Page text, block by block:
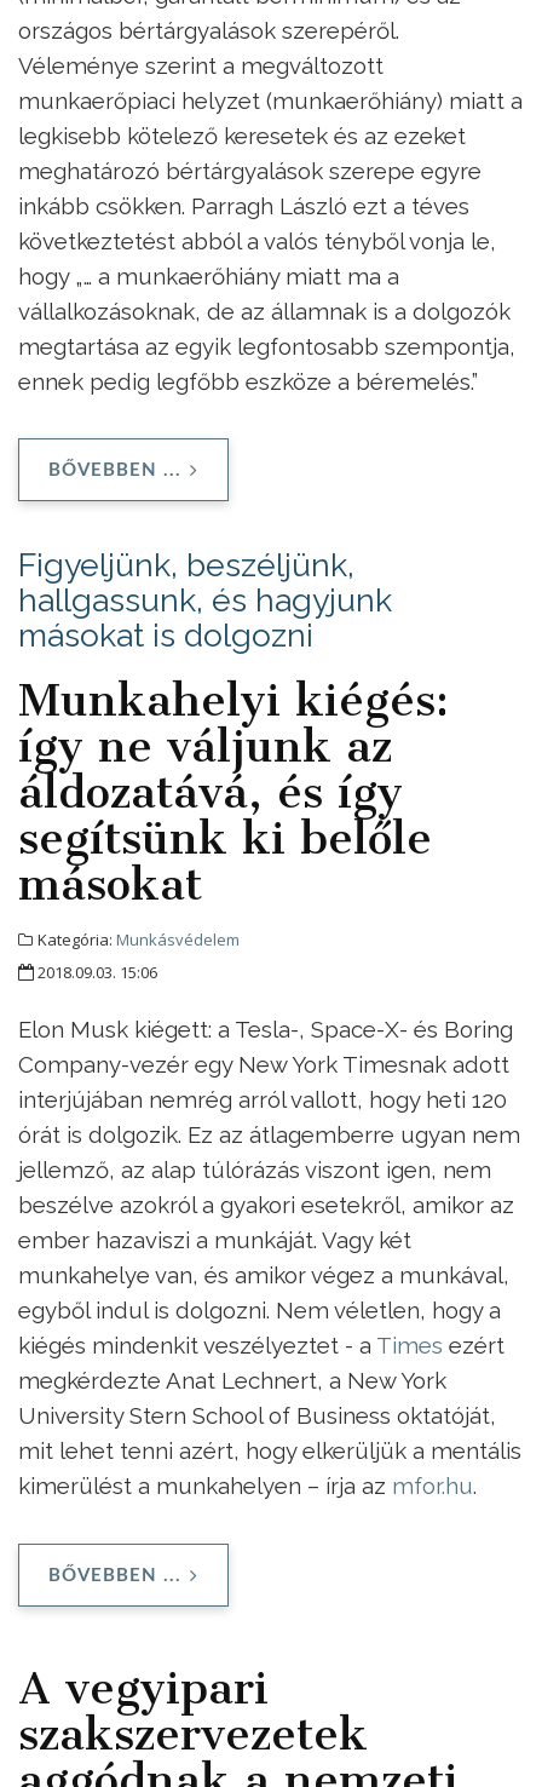
országos bértárgyalások szerepéről.
Véleménye szerint a megváltozott
munkaerőpiaci helyzet (munkaerőhiány) miatt a
legkisebb kötelező keresetek és az ezeket
meghatározó bértárgyalások szerepe egyre
inkább csökken. Parragh László ezt a téves
következtetést abból a valós tényből vonja le,
hogy „… a munkaerőhiány miatt ma a
vállalkozásoknak, de az államnak is a dolgozók
megtartása az egyik legfontosabb szempontja,
ennek pedig legfőbb eszköze a béremelés.”
BŐVEBBEN ...
Figyeljünk, beszéljünk,
hallgassunk, és hagyjunk
másokat is dolgozni
Munkahelyi kiégés:
így ne váljunk az
áldozatává, és így
segítsünk ki belőle
másokat
Kategória: Munkásvédelem
2018.09.03. 15:06
Elon Musk kiégett: a Tesla-, Space-X- és Boring
Company-vezér egy New York Timesnak adott
interjújában nemrég arról vallott, hogy heti 120
órát is dolgozik. Ez az átlagemberre ugyan nem
jellemző, az alap túlórázás viszont igen, nem
beszélve azokról a gyakori esetekről, amikor az
ember hazaviszi a munkáját. Vagy két
munkahelye van, és amikor végez a munkával,
egyből indul is dolgozni. Nem véletlen, hogy a
kiégés mindenkit veszélyeztet - a Times ezért
megkérdezte Anat Lechnert, a New York
University Stern School of Business oktatóját,
mit lehet tenni azért, hogy elkerüljük a mentális
kimerülést a munkahelyen – írja az mfor.hu.
BŐVEBBEN ...
A vegyipari
szakszervezetek